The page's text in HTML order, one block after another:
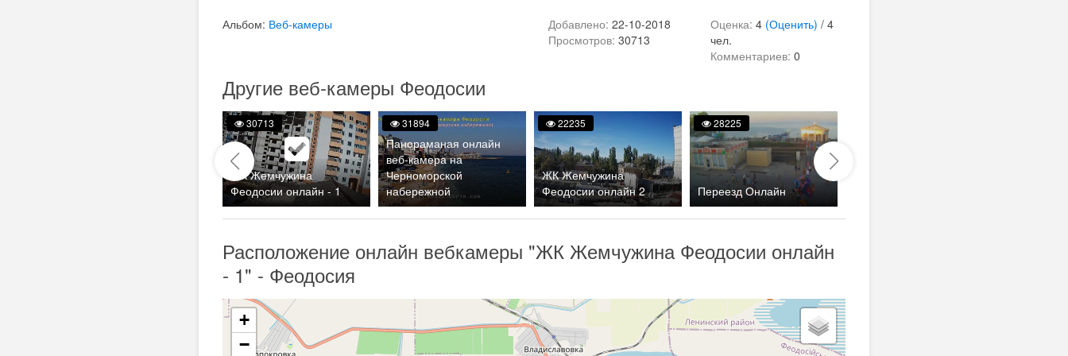
Альбом: Веб-камеры Добавлено: 22-10-2018
Просмотров: 30713
Оценка: 4 (Оценить) / 4
чел.
Комментариев: 0
Другие веб-камеры Феодосии
ЖК Жемчужина
Феодосии онлайн - 1
30713
Панораманая онлайн
веб-камера на
Черноморской
набережной
31894
ЖК Жемчужина
Феодосии онлайн 2
22235
Переезд Онлайн
28225
Расположение онлайн вебкамеры "ЖК Жемчужина Феодосии онлайн
- 1" - Феодосия
+
−